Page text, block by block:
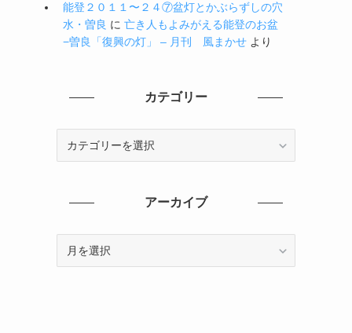
能登２０１１〜２４⑦盆灯とかぶらずしの穴
水・曽良 に 亡き人もよみがえる能登のお盆
−曽良「復興の灯」 – 月刊 風まかせ より
カテゴリー
アーカイブ